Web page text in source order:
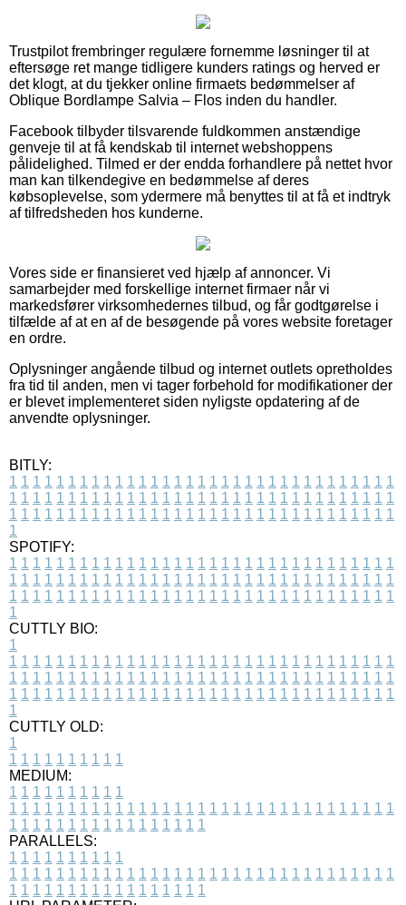
Trustpilot frembringer regulære fornemme løsninger til at
eftersøge ret mange tidligere kunders ratings og herved er
det klogt, at du tjekker online firmaets bedømmelser af
Oblique Bordlampe Salvia – Flos inden du handler.
Facebook tilbyder tilsvarende fuldkommen anstændige
genveje til at få kendskab til internet webshoppens
pålidelighed. Tilmed er der endda forhandlere på nettet hvor
man kan tilkendegive en bedømmelse af deres
købsoplevelse, som ydermere må benyttes til at få et indtryk
af tilfredsheden hos kunderne.
Vores side er finansieret ved hjælp af annoncer. Vi
samarbejder med forskellige internet firmaer når vi
markedsfører virksomhedernes tilbud, og får godtgørelse i
tilfælde af at en af de besøgende på vores website foretager
en ordre.
Oplysninger angående tilbud og internet outlets opretholdes
fra tid til anden, men vi tager forbehold for modifikationer der
er blevet implementeret siden nyligste opdatering af de
anvendte oplysninger.
BITLY:
1 1 1 1 1 1 1 1 1 1 1 1 1 1 1 1 1 1 1 1 1 1 1 1 1 1 1 1 1 1 1 1 1
1 1 1 1 1 1 1 1 1 1 1 1 1 1 1 1 1 1 1 1 1 1 1 1 1 1 1 1 1 1 1 1 1
1 1 1 1 1 1 1 1 1 1 1 1 1 1 1 1 1 1 1 1 1 1 1 1 1 1 1 1 1 1 1 1 1
1
SPOTIFY:
1 1 1 1 1 1 1 1 1 1 1 1 1 1 1 1 1 1 1 1 1 1 1 1 1 1 1 1 1 1 1 1 1
1 1 1 1 1 1 1 1 1 1 1 1 1 1 1 1 1 1 1 1 1 1 1 1 1 1 1 1 1 1 1 1 1
1 1 1 1 1 1 1 1 1 1 1 1 1 1 1 1 1 1 1 1 1 1 1 1 1 1 1 1 1 1 1 1 1
1
CUTTLY BIO:
1
1 1 1 1 1 1 1 1 1 1 1 1 1 1 1 1 1 1 1 1 1 1 1 1 1 1 1 1 1 1 1 1 1
1 1 1 1 1 1 1 1 1 1 1 1 1 1 1 1 1 1 1 1 1 1 1 1 1 1 1 1 1 1 1 1 1
1 1 1 1 1 1 1 1 1 1 1 1 1 1 1 1 1 1 1 1 1 1 1 1 1 1 1 1 1 1 1 1 1
1
CUTTLY OLD:
1
1 1 1 1 1 1 1 1 1 1
MEDIUM:
1 1 1 1 1 1 1 1 1 1
1 1 1 1 1 1 1 1 1 1 1 1 1 1 1 1 1 1 1 1 1 1 1 1 1 1 1 1 1 1 1 1 1
1 1 1 1 1 1 1 1 1 1 1 1 1 1 1 1 1
PARALLELS:
1 1 1 1 1 1 1 1 1 1
1 1 1 1 1 1 1 1 1 1 1 1 1 1 1 1 1 1 1 1 1 1 1 1 1 1 1 1 1 1 1 1 1
1 1 1 1 1 1 1 1 1 1 1 1 1 1 1 1 1